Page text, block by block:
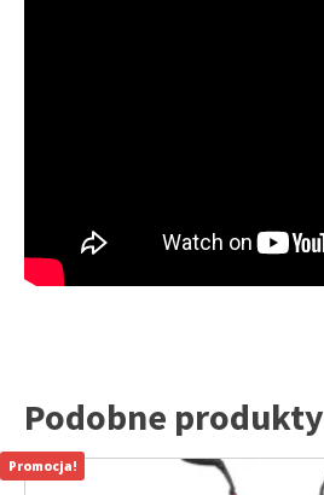
Podobne produkty
Promocja!